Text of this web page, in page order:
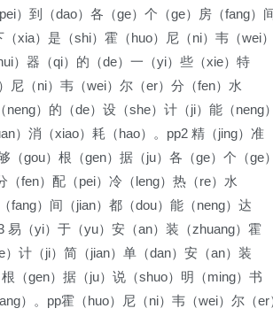
）到（dao）各（ge）个（ge）房（fang）
xia）是（shi）霍（huo）尼（ni）韦（wei）
）器（qi）的（de）一（yi）些（xie）特
尼（ni）韦（wei）尔（er）分（fen）水
）的（de）设（she）计（ji）能（neng）
）消（xiao）耗（hao）。pp2 精（jing）准
gou）根（gen）据（ju）各（ge）个（ge）
fen）配（pei）冷（leng）热（re）水
fang）间（jian）都（dou）能（neng）达
易（yi）于（yu）安（an）装（zhuang）霍
计（ji）简（jian）单（dan）安（an）装
（gen）据（ju）说（shuo）明（ming）书
）。pp霍（huo）尼（ni）韦（wei）尔（er